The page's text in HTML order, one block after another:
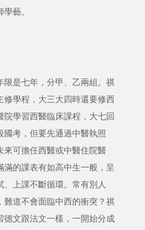
藝。
限是七年，分甲、乙兩組。祺
修學程，大三大四時還要修西
學習西醫臨床課程，大七回
國考，但要先通過中醫執照
來可擔任西醫或中醫住院醫
滿的課表有如高中生一般，呈
上課不斷循環。常有別人
難道不會面臨中西的衝突？祺
德文跟法文一樣，一開始分成